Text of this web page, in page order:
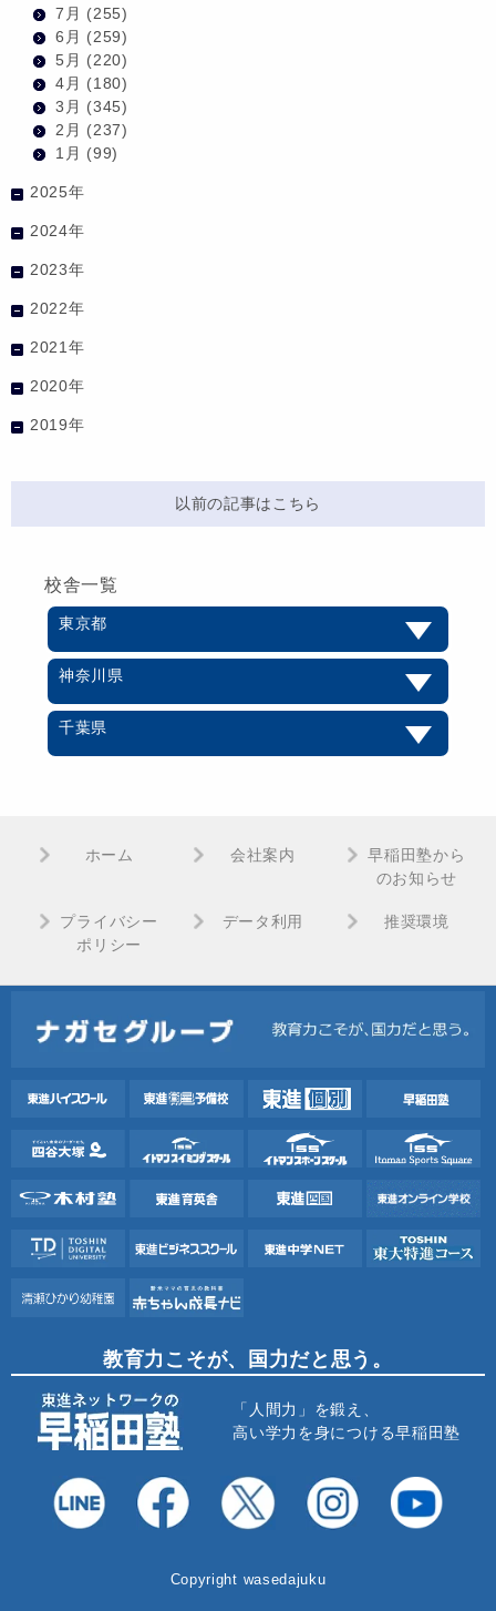
7月 (255)
6月 (259)
5月 (220)
4月 (180)
3月 (345)
2月 (237)
1月 (99)
2025年
2024年
2023年
2022年
2021年
2020年
2019年
以前の記事はこちら
校舎一覧
東京都
神奈川県
千葉県
ホーム 会社案内
早稲田塾から
のお知らせ
プライバシー
ポリシー
データ利用 推奨環境
教育力こそが、国力だと思う。
「人間力」を鍛え、
高い学力を身につける早稲田塾
Copyright wasedajuku